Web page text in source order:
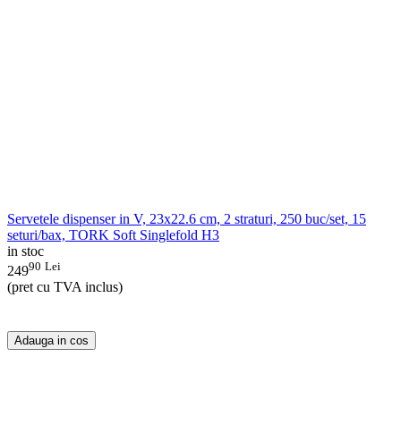
Servetele dispenser in V, 23x22.6 cm, 2 straturi, 250 buc/set, 15
seturi/bax, TORK Soft Singlefold H3
in stoc
24990 Lei
(pret cu TVA inclus)
Adauga in cos